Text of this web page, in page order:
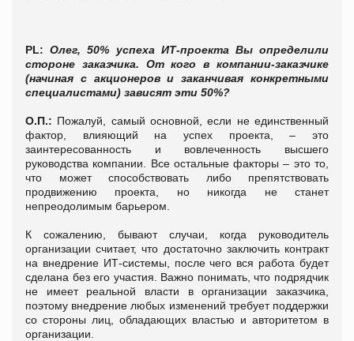
PL: Олег, 50% успеха ИТ-проекта Вы определили
стороне заказчика. От кого в компании-заказчике
(начиная с акционеров и заканчивая конкретными
специалистами) зависят эти 50%?
О.П.: Пожалуй, самый основной, если не единственный
фактор, влияющий на успех проекта, – это
заинтересованность и вовлеченность высшего
руководства компании. Все остальные факторы – это то,
что может способствовать либо препятствовать
продвижению проекта, но никогда не станет
непреодолимым барьером.
К сожалению, бывают случаи, когда руководитель
организации считает, что достаточно заключить контракт
на внедрение ИТ-системы, после чего вся работа будет
сделана без его участия. Важно понимать, что подрядчик
не имеет реальной власти в организации заказчика,
поэтому внедрение любых изменений требует поддержки
со стороны лиц, обладающих властью и авторитетом в
организации.